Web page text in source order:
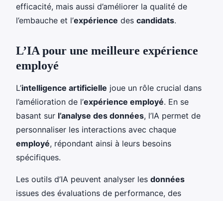
efficacité, mais aussi d’améliorer la qualité de
l’embauche et l’expérience des candidats.
L’IA pour une meilleure expérience
employé
L’intelligence artificielle joue un rôle crucial dans
l’amélioration de l’expérience employé. En se
basant sur l’analyse des données, l’IA permet de
personnaliser les interactions avec chaque
employé, répondant ainsi à leurs besoins
spécifiques.
Les outils d’IA peuvent analyser les données
issues des évaluations de performance, des